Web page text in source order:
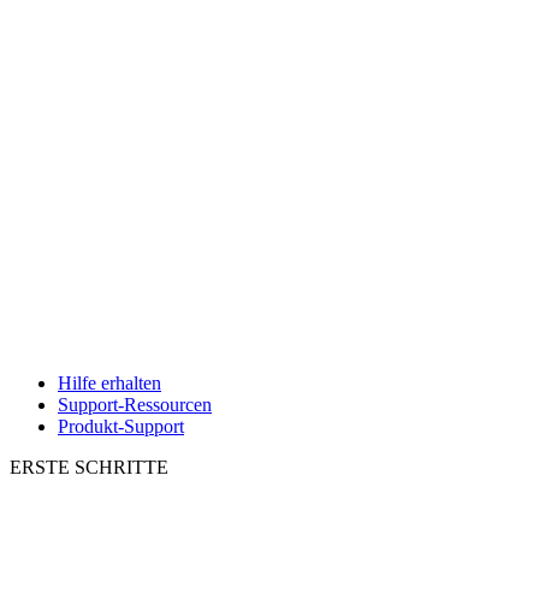
Hilfe erhalten
Support-Ressourcen
Produkt-Support
ERSTE SCHRITTE